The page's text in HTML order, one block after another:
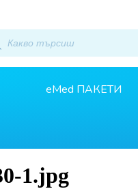
eMed ПАКЕТИ
1.jpg